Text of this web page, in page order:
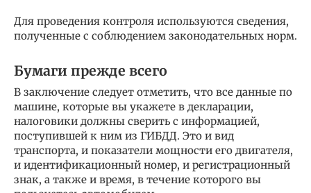
Для проведения контроля используются сведения,
полученные с соблюдением законодательных норм.
Бумаги прежде всего
В заключение следует отметить, что все данные по
машине, которые вы укажете в декларации,
налоговики должны сверить с информацией,
поступившей к ним из ГИБДД. Это и вид
транспорта, и показатели мощности его двигателя,
и идентификационный номер, и регистрационный
знак, а также и время, в течение которого вы